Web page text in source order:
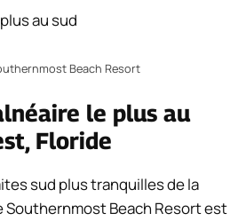
au sud
Beach Resort
le plus au
Floride
sud plus tranquilles de la
Southernmost Beach Resort est